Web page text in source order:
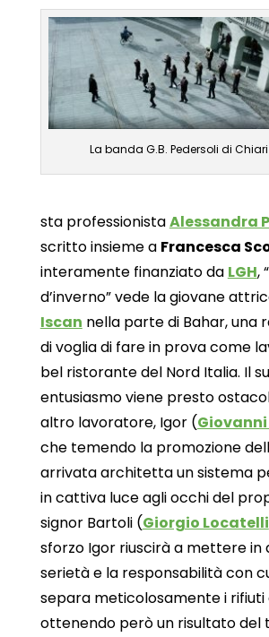
La banda G.B. Pedersoli di Chiari
sta professionistaAlessandra
scritto insieme a Francesca
interamente finanziato da LGH,
d’inverno” vede la giovane
Iscan nella parte di Bahar, una
di voglia di fare in prova come
bel ristorante del Nord Italia. Il
entusiasmo viene presto
altro lavoratore, Igor (
che temendo la promozione
arrivata architetta un sistema
in cattiva luce agli occhi del
signor Bartoli (Giorgio Locatelli
sforzo Igor riuscirà a mettere in
serietà e la responsabilità con
separa meticolosamente i rifiuti
ottenendo però un risultato del